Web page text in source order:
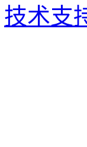
技术支